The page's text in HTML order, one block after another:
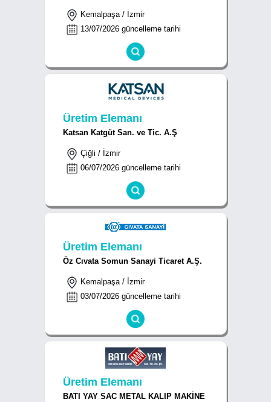
Kemalpaşa / İzmir
13/07/2026 güncelleme tarihi
Üretim Elemanı
Katsan Katgüt San. ve Tic. A.Ş
Çiğli / İzmir
06/07/2026 güncelleme tarihi
Üretim Elemanı
Öz Cıvata Somun Sanayi Ticaret A.Ş.
Kemalpaşa / İzmir
03/07/2026 güncelleme tarihi
Üretim Elemanı
BATI YAY SAC METAL KALIP MAKİNE